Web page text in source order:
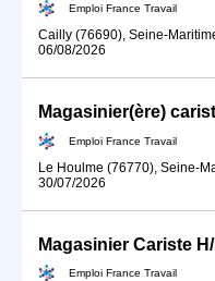
Emploi France Travail
Cailly (76690), Seine-
06/08/2026
Magasinier(ère)
Emploi France Travail
Le Houlme (76770), Seine-
30/07/2026
Magasinier Cariste
Emploi France Travail